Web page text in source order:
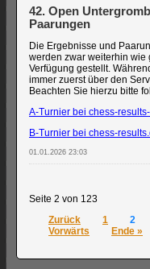
42. Open
Paarungen
Die Ergebnisse und
werden zwar weiterhin wie
Verfügung gestellt.
immer zuerst über den
Beachten Sie hierzu bitte
A-Turnier bei chess-
B-Turnier bei chess-
01.01.2026 23:03
Seite 2 von 123
Zurück
1 2
Vorwärts
Ende »